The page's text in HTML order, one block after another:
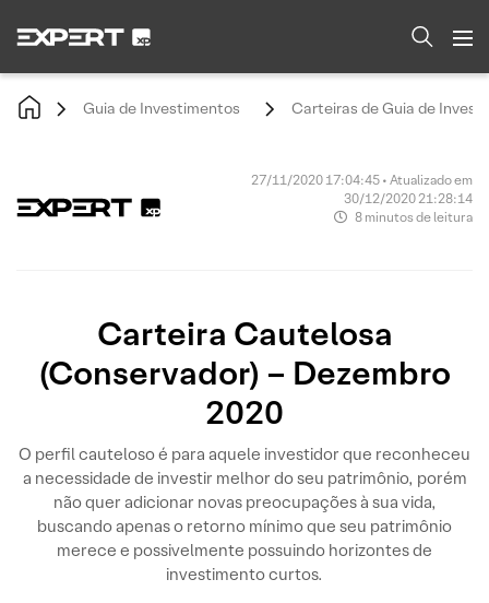
Guia de Investimentos Carteiras de Guia de
27/11/2020 17:04:45 • Atualizado em
30/12/2020 21:28:14
8 minutos de leitura
Carteira Cautelosa
(Conservador) – Dezembro
2020
O perfil cauteloso é para aquele investidor que reconheceu
a necessidade de investir melhor do seu patrimônio, porém
não quer adicionar novas preocupações à sua vida,
buscando apenas o retorno mínimo que seu patrimônio
merece e possivelmente possuindo horizontes de
investimento curtos.